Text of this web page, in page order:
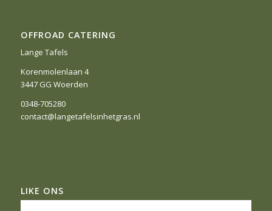
OFFROAD CATERING
Lange Tafels
Korenmolenlaan 4
3447 GG Woerden
0348-705280
contact@langetafelsinhetgras.nl
LIKE ONS